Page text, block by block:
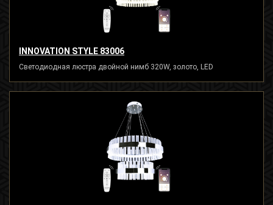
INNOVATION STYLE 83006
Светодиодная люстра двойной нимб 320W, золото, LED